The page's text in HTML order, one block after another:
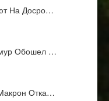
На Досро…
Обошел …
Отка…